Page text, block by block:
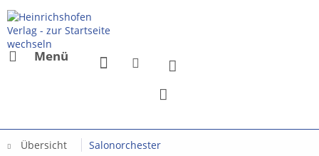
Menü
Übersicht Salonorchester